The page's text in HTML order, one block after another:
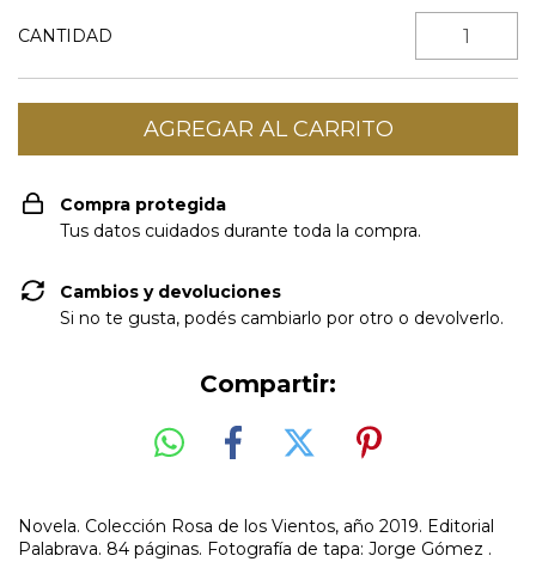
CANTIDAD
Compra protegida
Tus datos cuidados durante toda la compra.
Cambios y devoluciones
Si no te gusta, podés cambiarlo por otro o devolverlo.
Compartir:
Novela. Colección Rosa de los Vientos, año 2019. Editorial
Palabrava. 84 páginas. Fotografía de tapa: Jorge Gómez .